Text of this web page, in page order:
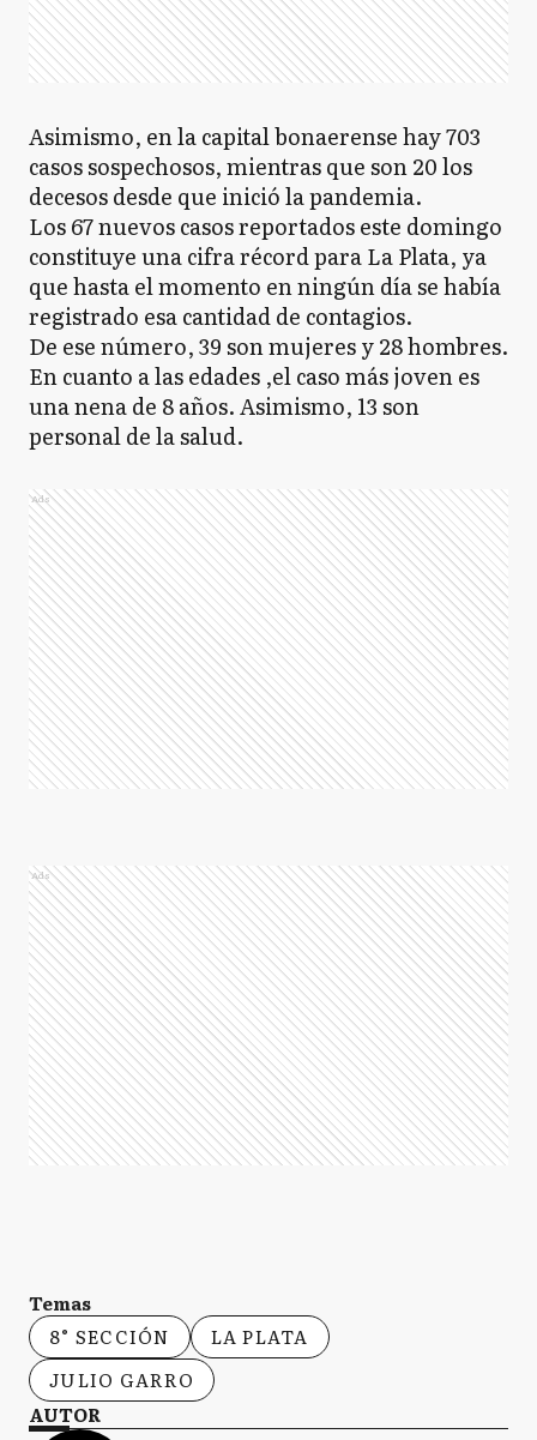
Asimismo, en la capital bonaerense hay 703
casos sospechosos, mientras que son 20 los
decesos desde que inició la pandemia.
Los 67 nuevos casos reportados este domingo
constituye una cifra récord para La Plata, ya
que hasta el momento en ningún día se había
registrado esa cantidad de contagios.
De ese número, 39 son mujeres y 28 hombres.
En cuanto a las edades ,el caso más joven es
una nena de 8 años. Asimismo, 13 son
personal de la salud.
Ads
Ads
Temas
8° SECCIÓN
LA PLATA
JULIO GARRO
AUTOR